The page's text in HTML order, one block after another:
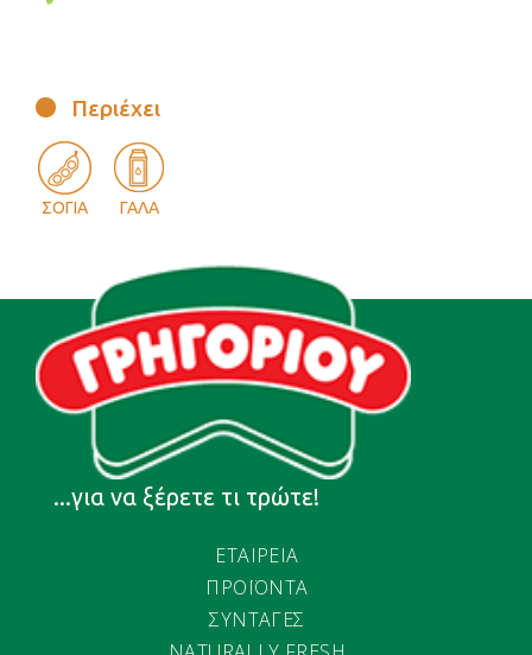
Περιέχει
ΣΟΓΙΑ ΓΑΛΑ
...για να ξέρετε τι τρώτε!
ΕΤΑΙΡΕΙΑ
ΠΡΟΪΟΝΤΑ
ΣΥΝΤΑΓΕΣ